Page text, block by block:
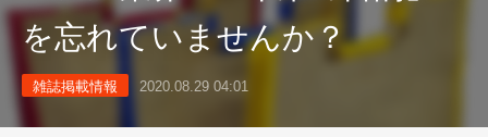
を忘れていませんか？
雑誌掲載情報 2020.08.29 04:01